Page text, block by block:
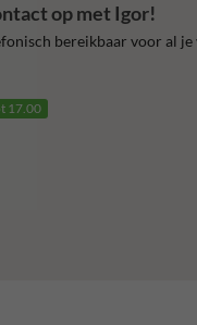
op met Igor!
bereikbaar voor al je
17.00